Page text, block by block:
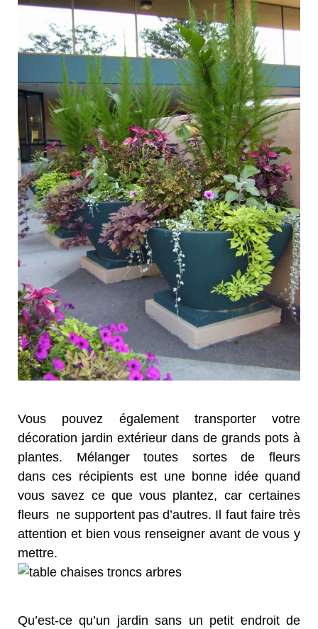
Vous pouvez également transporter votre
décoration jardin extérieur dans de grands pots à
plantes. Mélanger toutes sortes de fleurs
dans ces récipients est une bonne idée quand
vous savez ce que vous plantez, car certaines
fleurs ne supportent pas d’autres. Il faut faire très
attention et bien vous renseigner avant de vous y
mettre.
Qu’est-ce qu’un jardin sans un petit endroit de